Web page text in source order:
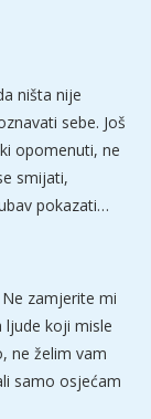
ništa nije
sebe. Još
opomenuti, ne
smijati,
pokazati…
zamjerite mi
ljude koji misle
ne želim vam
samo osjećam